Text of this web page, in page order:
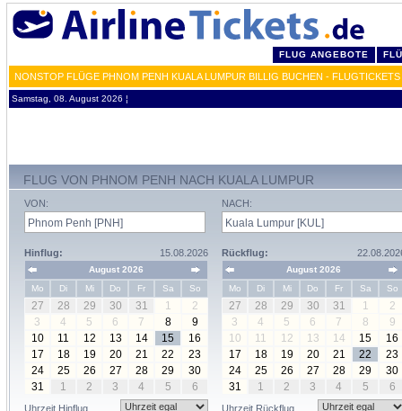
FLUG ANGEBOTE
NONSTOP FLÜGE PHNOM PENH KUALA LUMPUR BILLIG BUCHEN -
Samstag, 08. August 2026 ¦
FLUG VON PHNOM PENH NACH KUALA LUMPUR
VON:
Hinflug: 15.08.2026
August 2026
Mo
Di Mi Do Fr Sa So
27 28 29 30 31 1
2
3
4 5 6 7 8
9
10
11 12 13 14 15
16
17
18 19 20 21 22
23
24
25 26 27 28 29
30
31
1 2 3 4 5 6
Uhrzeit Hinflug
NACH:
Rückflug:
August 2026
Mo
Di Mi Do Fr Sa So
27 28 29 30 31 1
2
3
4 5 6 7 8
9
10
11 12 13 14 15
16
17
18 19 20 21 22
23
24
25 26 27 28 29
30
31
1 2 3 4 5 6
Uhrzeit Rückflug